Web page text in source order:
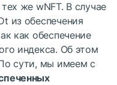
же wNFT. В случае
из обеспечения
как обеспечение
индекса. Об этом
сути, мы имеем с